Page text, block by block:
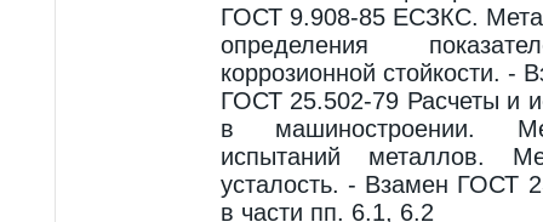
ГОСТ 9.908-85 ЕСЗКС.
определения
коррозионной стойкости. -
ГОСТ 25.502-79 Расчеты и
в машиностроении.
испытаний металлов.
усталость. - Взамен ГОСТ
в части пп. 6.1, 6.2